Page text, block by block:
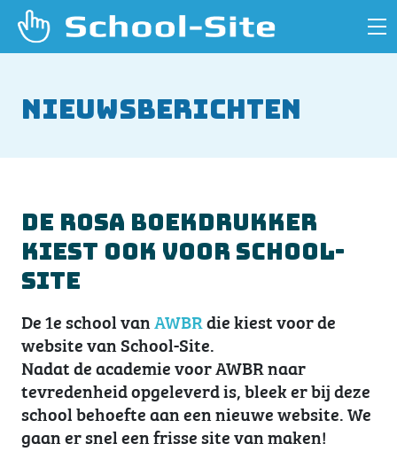
Nieuwsberichten
De Rosa Boekdrukker
kiest ook voor School-
Site
De 1e school vanAWBRdie kiest voor de
website van School-Site.
Nadat de academie voor AWBR naar
tevredenheid opgeleverd is, bleek er bij deze
school behoefte aan een nieuwe website. We
gaan er snel een frisse site van maken!